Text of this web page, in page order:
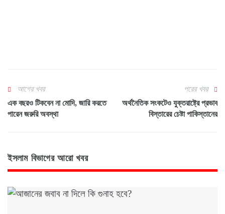
আগের খবর
এক বছরও টিকবেন না মোদি, জারি করতে
পারেন জরুরি অবস্থা
পরের খবর
অর্থনৈতিক সংকটেও যুক্তরাষ্ট্রে প্রভাব
বিস্তারের চেষ্টা পাকিস্তানের
ইসলাম বিভাগের আরো খবর